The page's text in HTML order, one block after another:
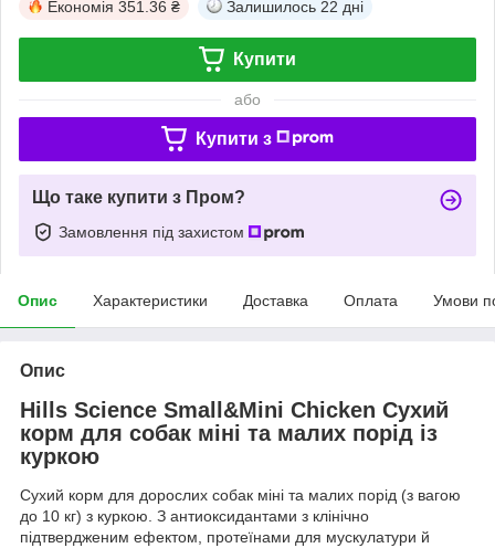
Економія 351.36 ₴ Залишилось 22 дні
Купити
або
Купити з
Що таке купити з Пром?
Замовлення під захистом
Опис Характеристики Доставка Оплата Умови
Опис
Hills Science Small&Mini Chicken Сухий
корм для собак міні та малих порід із
куркою
Сухий корм для дорослих собак міні та малих порід (з вагою
до 10 кг) з куркою. З антиоксидантами з клінічно
підтвердженим ефектом, протеїнами для мускулатури й